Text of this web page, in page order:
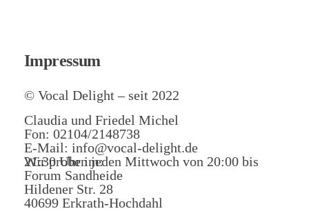
Impressum
© Vocal Delight – seit 2022
Claudia und Friedel Michel
Fon: 02104/2148738
E-Mail: info@vocal-delight.de
Wir proben jeden Mittwoch von 20:00 bis 21:30 Uhr im:
Forum Sandheide
Hildener Str. 28
40699 Erkrath-Hochdahl